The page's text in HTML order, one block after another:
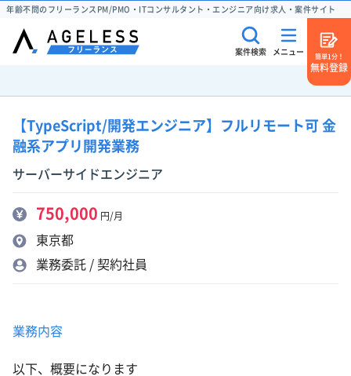
年齢不問のフリーランスPM/PMO・ITコンサルタント・エンジニア向け求人・案件サイト
案件検索 メニュー
簡単1分！
無料登録
【TypeScript/開発エンジニア】フルリモート可 金
融系アプリ開発業務
サーバーサイドエンジニア
750,000 円/月
東京都
業務委託 / 契約社員
業務内容
以下、概要になります